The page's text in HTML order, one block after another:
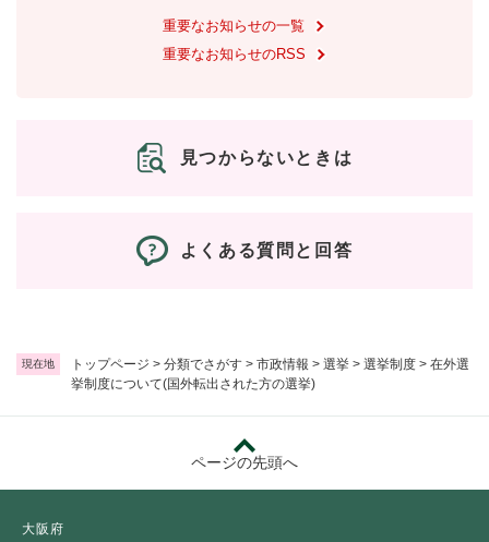
現在地 トップページ > 分類でさがす > 市政情報 > 選挙 > 選挙制度 > 在外選
挙制度について(国外転出された方の選挙)
重要なお知らせの一覧
重要なお知らせのRSS
見つからないときは
よくある質問と回答
ページの先頭へ
大阪府